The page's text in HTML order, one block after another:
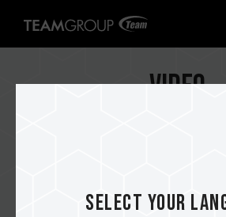
Video
Select your